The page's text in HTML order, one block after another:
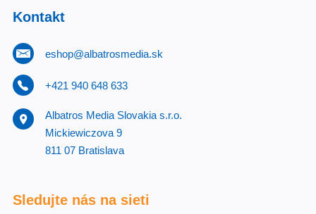
Kontakt
eshop@albatrosmedia.sk
+421 940 648 633
Albatros Media Slovakia s.r.o.
Mickiewiczova 9
811 07 Bratislava
Sledujte nás na sieti